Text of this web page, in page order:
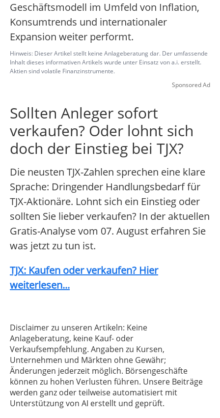
Geschäftsmodell im Umfeld von Inflation,
Konsumtrends und internationaler
Expansion weiter performt.
Hinweis: Dieser Artikel stellt keine Anlageberatung dar. Der umfassende
Inhalt dieses informativen Artikels wurde unter Einsatz von a.i. erstellt.
Aktien sind volatile Finanzinstrumente.
Sponsored Ad
Sollten Anleger sofort
verkaufen? Oder lohnt sich
doch der Einstieg bei TJX?
Die neusten TJX-Zahlen sprechen eine klare
Sprache: Dringender Handlungsbedarf für
TJX-Aktionäre. Lohnt sich ein Einstieg oder
sollten Sie lieber verkaufen? In der aktuellen
Gratis-Analyse vom 07. August erfahren Sie
was jetzt zu tun ist.
TJX: Kaufen oder verkaufen? Hier
weiterlesen...
Disclaimer zu unseren Artikeln: Keine
Anlageberatung, keine Kauf- oder
Verkaufsempfehlung. Angaben zu Kursen,
Unternehmen und Märkten ohne Gewähr;
Änderungen jederzeit möglich. Börsengeschäfte
können zu hohen Verlusten führen. Unsere Beiträge
werden ganz oder teilweise automatisiert mit
Unterstützung von AI erstellt und geprüft.